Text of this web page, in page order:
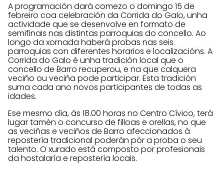
A programación dará comezo o domingo 15 de
febreiro coa celebración da Corrida do Galo, unha
actividade que se desenvolve en formato de
semifinais nas distintas parroquias do concello. Ao
longo da xornada haberá probas nas seis
parroquias con diferentes horarios e localizacións. A
Corrida do Galo é unha tradición local que o
concello de Barro recuperou, e na que calquera
veciño ou veciña pode participar. Esta tradición
suma cada ano novos participantes de todas as
idades.
Ese mesmo día, ás 18.00 horas no Centro Cívico, terá
lugar tamén o concurso de filloas e orellas, no que
as veciñas e veciños de Barro afeccionados á
repostería tradicional poderán pór a proba o seu
talento. O xurado está composto por profesionais
da hostalaría e repostería locais.